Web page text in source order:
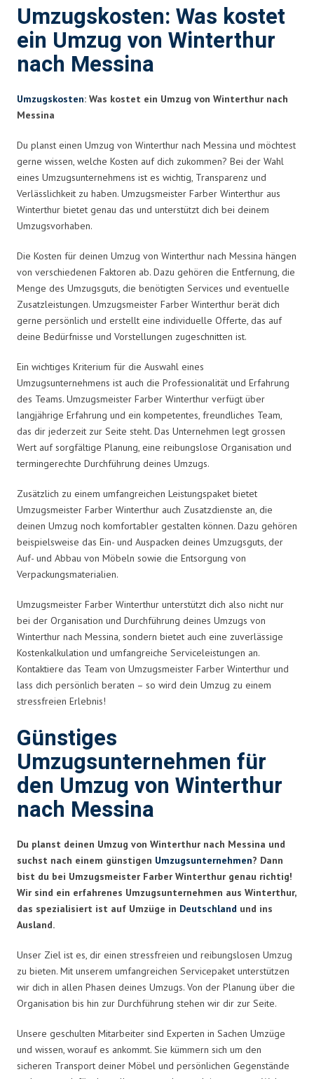
Umzugskosten: Was kostet
ein Umzug von Winterthur
nach Messina
Umzugskosten: Was kostet ein Umzug von Winterthur nach
Messina
Du planst einen Umzug von Winterthur nach Messina und möchtest
gerne wissen, welche Kosten auf dich zukommen? Bei der Wahl
eines Umzugsunternehmens ist es wichtig, Transparenz und
Verlässlichkeit zu haben. Umzugsmeister Farber Winterthur aus
Winterthur bietet genau das und unterstützt dich bei deinem
Umzugsvorhaben.
Die Kosten für deinen Umzug von Winterthur nach Messina hängen
von verschiedenen Faktoren ab. Dazu gehören die Entfernung, die
Menge des Umzugsguts, die benötigten Services und eventuelle
Zusatzleistungen. Umzugsmeister Farber Winterthur berät dich
gerne persönlich und erstellt eine individuelle Offerte, das auf
deine Bedürfnisse und Vorstellungen zugeschnitten ist.
Ein wichtiges Kriterium für die Auswahl eines
Umzugsunternehmens ist auch die Professionalität und Erfahrung
des Teams. Umzugsmeister Farber Winterthur verfügt über
langjährige Erfahrung und ein kompetentes, freundliches Team,
das dir jederzeit zur Seite steht. Das Unternehmen legt grossen
Wert auf sorgfältige Planung, eine reibungslose Organisation und
termingerechte Durchführung deines Umzugs.
Zusätzlich zu einem umfangreichen Leistungspaket bietet
Umzugsmeister Farber Winterthur auch Zusatzdienste an, die
deinen Umzug noch komfortabler gestalten können. Dazu gehören
beispielsweise das Ein- und Auspacken deines Umzugsguts, der
Auf- und Abbau von Möbeln sowie die Entsorgung von
Verpackungsmaterialien.
Umzugsmeister Farber Winterthur unterstützt dich also nicht nur
bei der Organisation und Durchführung deines Umzugs von
Winterthur nach Messina, sondern bietet auch eine zuverlässige
Kostenkalkulation und umfangreiche Serviceleistungen an.
Kontaktiere das Team von Umzugsmeister Farber Winterthur und
lass dich persönlich beraten – so wird dein Umzug zu einem
stressfreien Erlebnis!
Günstiges
Umzugsunternehmen für
den Umzug von Winterthur
nach Messina
Du planst deinen Umzug von Winterthur nach Messina und
suchst nach einem günstigen Umzugsunternehmen? Dann
bist du bei Umzugsmeister Farber Winterthur genau richtig!
Wir sind ein erfahrenes Umzugsunternehmen aus Winterthur,
das spezialisiert ist auf Umzüge in Deutschland und ins
Ausland.
Unser Ziel ist es, dir einen stressfreien und reibungslosen Umzug
zu bieten. Mit unserem umfangreichen Servicepaket unterstützen
wir dich in allen Phasen deines Umzugs. Von der Planung über die
Organisation bis hin zur Durchführung stehen wir dir zur Seite.
Unsere geschulten Mitarbeiter sind Experten in Sachen Umzüge
und wissen, worauf es ankommt. Sie kümmern sich um den
sicheren Transport deiner Möbel und persönlichen Gegenstände